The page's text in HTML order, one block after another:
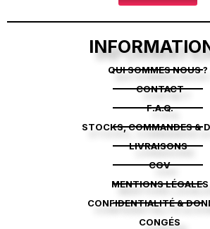
QUI SOMMES NOUS ?
CONTACT
F.A.Q.
STOCKS, COMMANDES &
LIVRAISONS
CGV
MENTIONS LÉGALES
CONFIDENTIALITÉ &
CONGÉS